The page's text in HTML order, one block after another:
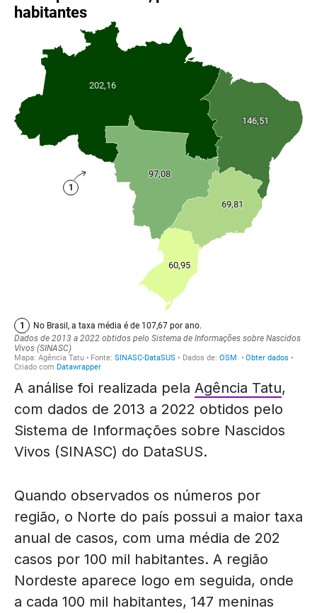
A análise foi realizada pela Agência Tatu,
com dados de 2013 a 2022 obtidos pelo
Sistema de Informações sobre Nascidos
Vivos (SINASC) do DataSUS.
Quando observados os números por
região, o Norte do país possui a maior taxa
anual de casos, com uma média de 202
casos por 100 mil habitantes. A região
Nordeste aparece logo em seguida, onde
a cada 100 mil habitantes, 147 meninas